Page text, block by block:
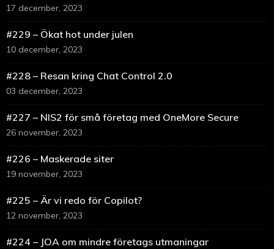
17 december, 2023
#229 – Ökat hot under julen
10 december, 2023
#228 – Resan kring Chat Control 2.0
03 december, 2023
#227 – NIS2 för små företag med OneMore Secure
26 november, 2023
#226 – Maskerade siter
19 november, 2023
#225 – Är vi redo för Copilot?
12 november, 2023
#224 – JOA om mindre företags utmaningar